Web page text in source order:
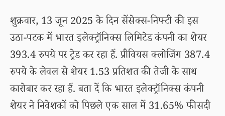
शुक्रवार, 13 जून 2025 के दिन सेंसेक्स-निफ्टी की इस
उठा-पटक में भारत इलेक्ट्रॉनिक्स लिमिटेड कंपनी का शेयर
393.4 रुपये पर ट्रेड कर रहा हैं. प्रीवियस क्लोजिंग 387.4
रुपये के लेवल से शेयर 1.53 प्रतिशत की तेजी के साथ
कारोबार कर रहा हैं. बता दें कि भारत इलेक्ट्रॉनिक्स कंपनी
शेयर ने निवेशकों को पिछले एक साल में 31.65% फीसदी